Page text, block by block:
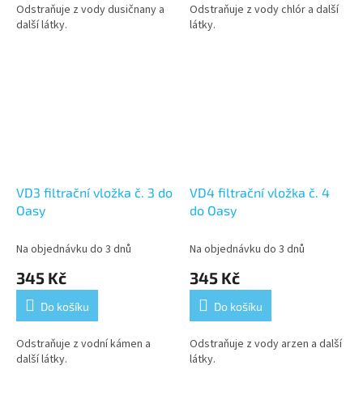
Odstraňuje z vody dusičnany a
další látky.
Odstraňuje z vody chlór a další
látky.
VD3 filtrační vložka č. 3 do
Oasy
Na objednávku do 3 dnů
345 Kč
Do košíku
Odstraňuje z vodní kámen a
další látky.
VD4 filtrační vložka č. 4
do Oasy
Na objednávku do 3 dnů
345 Kč
Do košíku
Odstraňuje z vody arzen a další
látky.